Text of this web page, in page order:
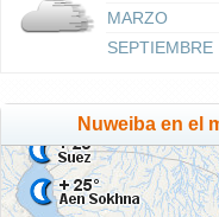
MARZO
SEPTIEMBRE
Nuweiba en el